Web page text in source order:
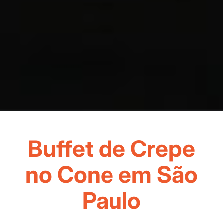
Buffet de Crepe
no Cone em São
Paulo